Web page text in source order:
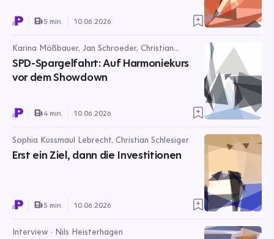
5 min. 10.06.2026
Karina Mößbauer, Jan Schroeder, Christian
Schlesiger
SPD-Spargelfahrt: Auf Harmoniekurs
vor dem Showdown
4 min. 10.06.2026
Sophia Kussmaul Lebrecht, Christian Schlesiger
Erst ein Ziel, dann die Investitionen
5 min. 10.06.2026
Interview · Nils Heisterhagen